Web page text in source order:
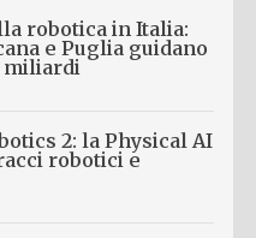
robotica in Italia:
e Puglia guidano
miliardi
2: la Physical AI
robotici e